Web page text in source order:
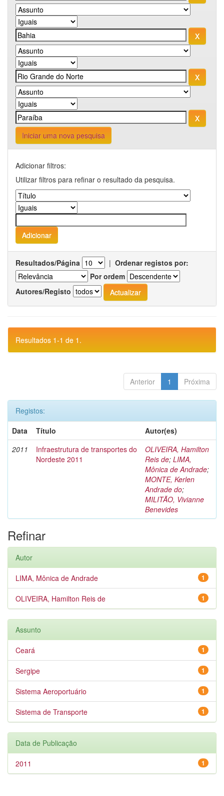
Iniciar uma nova pesquisa
Adicionar filtros:
Utilizar filtros para refinar o resultado da pesquisa.
Resultados/Página | Ordenar registos por:
Por ordem
Autores/Registo
Resultados 1-1 de 1.
Anterior 1 Próxima
Registos:
Data
Título
Autor(es)
2011
Infraestrutura de transportes do
Nordeste 2011
OLIVEIRA, Hamilton
Reis de; LIMA,
Mônica de Andrade;
MONTE, Kerlen
Andrade do;
MILITÃO, Vivianne
Benevides
Refinar
Autor
1
LIMA, Mônica de Andrade
1
OLIVEIRA, Hamilton Reis de
Assunto
1
Ceará
1
Sergipe
1
Sistema Aeroportuário
1
Sistema de Transporte
Data de Publicação
1
2011